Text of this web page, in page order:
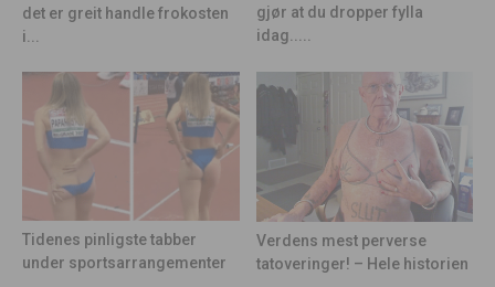
det er greit handle frokosten
i...
gjør at du dropper fylla
idag.....
Tidenes pinligste tabber
under sportsarrangementer
Verdens mest perverse
tatoveringer! – Hele historien